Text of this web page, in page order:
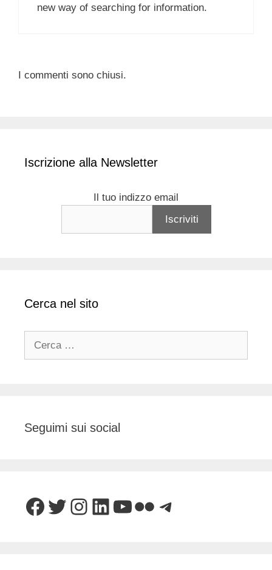
new way of searching for information.
I commenti sono chiusi.
Iscrizione alla Newsletter
Il tuo indizzo email
Cerca nel sito
Seguimi sui social
Facebook
Twitter
Instagram
LinkedIn
YouTube
FlickrTelegram